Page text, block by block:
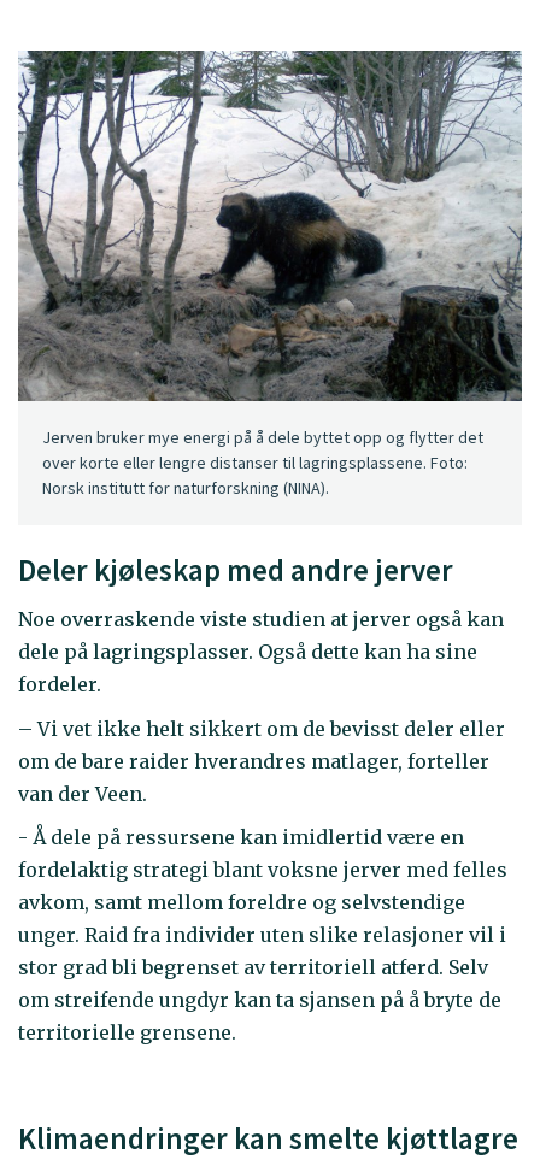
Jerven bruker mye energi på å dele byttet opp og flytter det
over korte eller lengre distanser til lagringsplassene. Foto:
Norsk institutt for naturforskning (NINA).
Deler kjøleskap med andre jerver
Noe overraskende viste studien at jerver også kan
dele på lagringsplasser. Også dette kan ha sine
fordeler.
– Vi vet ikke helt sikkert om de bevisst deler eller
om de bare raider hverandres matlager, forteller
van der Veen.
- Å dele på ressursene kan imidlertid være en
fordelaktig strategi blant voksne jerver med felles
avkom, samt mellom foreldre og selvstendige
unger. Raid fra individer uten slike relasjoner vil i
stor grad bli begrenset av territoriell atferd. Selv
om streifende ungdyr kan ta sjansen på å bryte de
territorielle grensene.
Klimaendringer kan smelte kjøttlagre